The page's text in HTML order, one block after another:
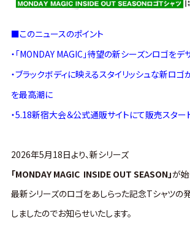
グ・
ノ
ア
公
式
サ
イ
■このニュースのポイント
・「MONDAY MAGIC」待望の新シーズンロゴをデ
・ブラックボディに映えるスタイリッシュな新ロゴ
を最高潮に
・5.18新宿大会＆公式通販サイトにて販売スタート
2026年5月18日より、新シリーズ
「MONDAY MAGIC INSIDE OUT SEASON」が始
最新シリーズのロゴをあしらった記念Tシャツの
しましたのでお知らせいたします。